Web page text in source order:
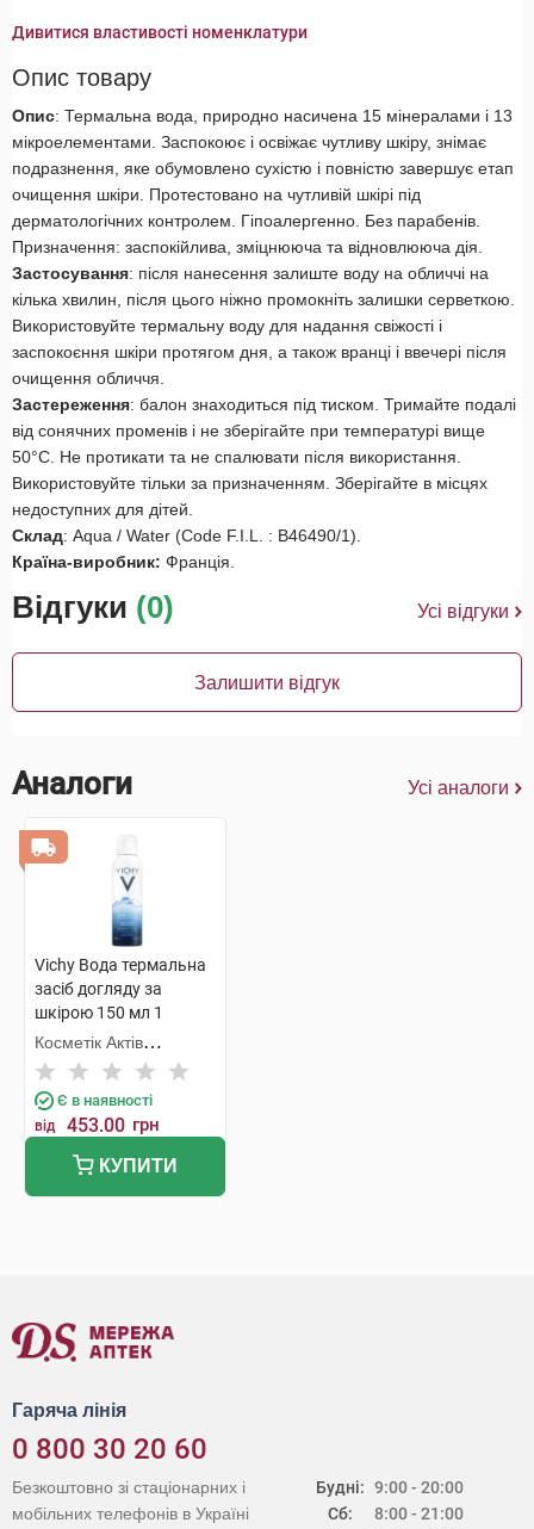
Дивитися властивості номенклатури
Опис товару
Опис: Термальна вода, природно насичена 15 мінералами і 13
мікроелементами. Заспокоює і освіжає чутливу шкіру, знімає
подразнення, яке обумовлено сухістю і повністю завершує етап
очищення шкіри. Протестовано на чутливій шкірі під
дерматологічних контролем. Гіпоалергенно. Без парабенів.
Призначення: заспокійлива, зміцнююча та відновлююча дія.
Застосування: після нанесення залиште воду на обличчі на
кілька хвилин, після цього ніжно промокніть залишки серветкою.
Використовуйте термальну воду для надання свіжості і
заспокоєння шкіри протягом дня, а також вранці і ввечері після
очищення обличчя.
Застереження: балон знаходиться під тиском. Тримайте подалі
від сонячних променів і не зберігайте при температурі вище
50°C. Не протикати та не спалювати після використання.
Використовуйте тільки за призначенням. Зберігайте в місцях
недоступних для дітей.
Склад: Aqua / Water (Code F.I.L. : B46490/1).
Країна-виробник: Франція.
Відгуки (0) Усі відгуки
Залишити відгук
Аналоги Усі аналоги
Vichy Вода термальна
засіб догляду за
шкірою 150 мл 1
флакон
Косметік Актів
Інтернаціональ
Є в наявності
від 453.00 грн
КУПИТИ
Гаряча лінія
0 800 30 20 60
Будні:
Сб:
9:00 - 20:00
8:00 - 21:00
Безкоштовно зі стаціонарних і
мобільних телефонів в Україні